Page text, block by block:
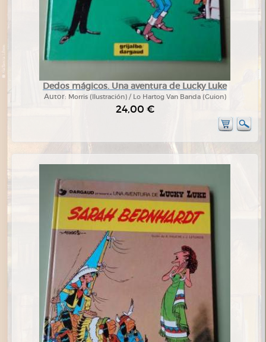
Dedos mágicos. Una aventura de Lucky Luke
Autor: Morris (Ilustración) / Lo Hartog Van Banda (Guion)
24,00 €